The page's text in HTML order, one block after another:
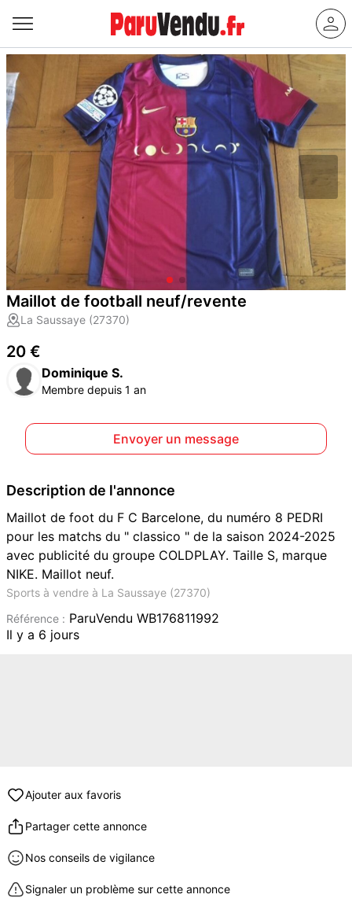
Maillot de football neuf/revente
La Saussaye (27370)
20 €
Dominique S.
Membre depuis 1 an
Envoyer un message
Description de l'annonce
Maillot de foot du F C Barcelone, du numéro 8 PEDRI
pour les matchs du " classico " de la saison 2024-2025
avec publicité du groupe COLDPLAY. Taille S, marque
NIKE. Maillot neuf.
Sports à vendre à La Saussaye (27370)
Référence : ParuVendu WB176811992
Il y a 6 jours
Ajouter aux favoris
Partager cette annonce
Nos conseils de vigilance
Signaler un problème sur cette annonce